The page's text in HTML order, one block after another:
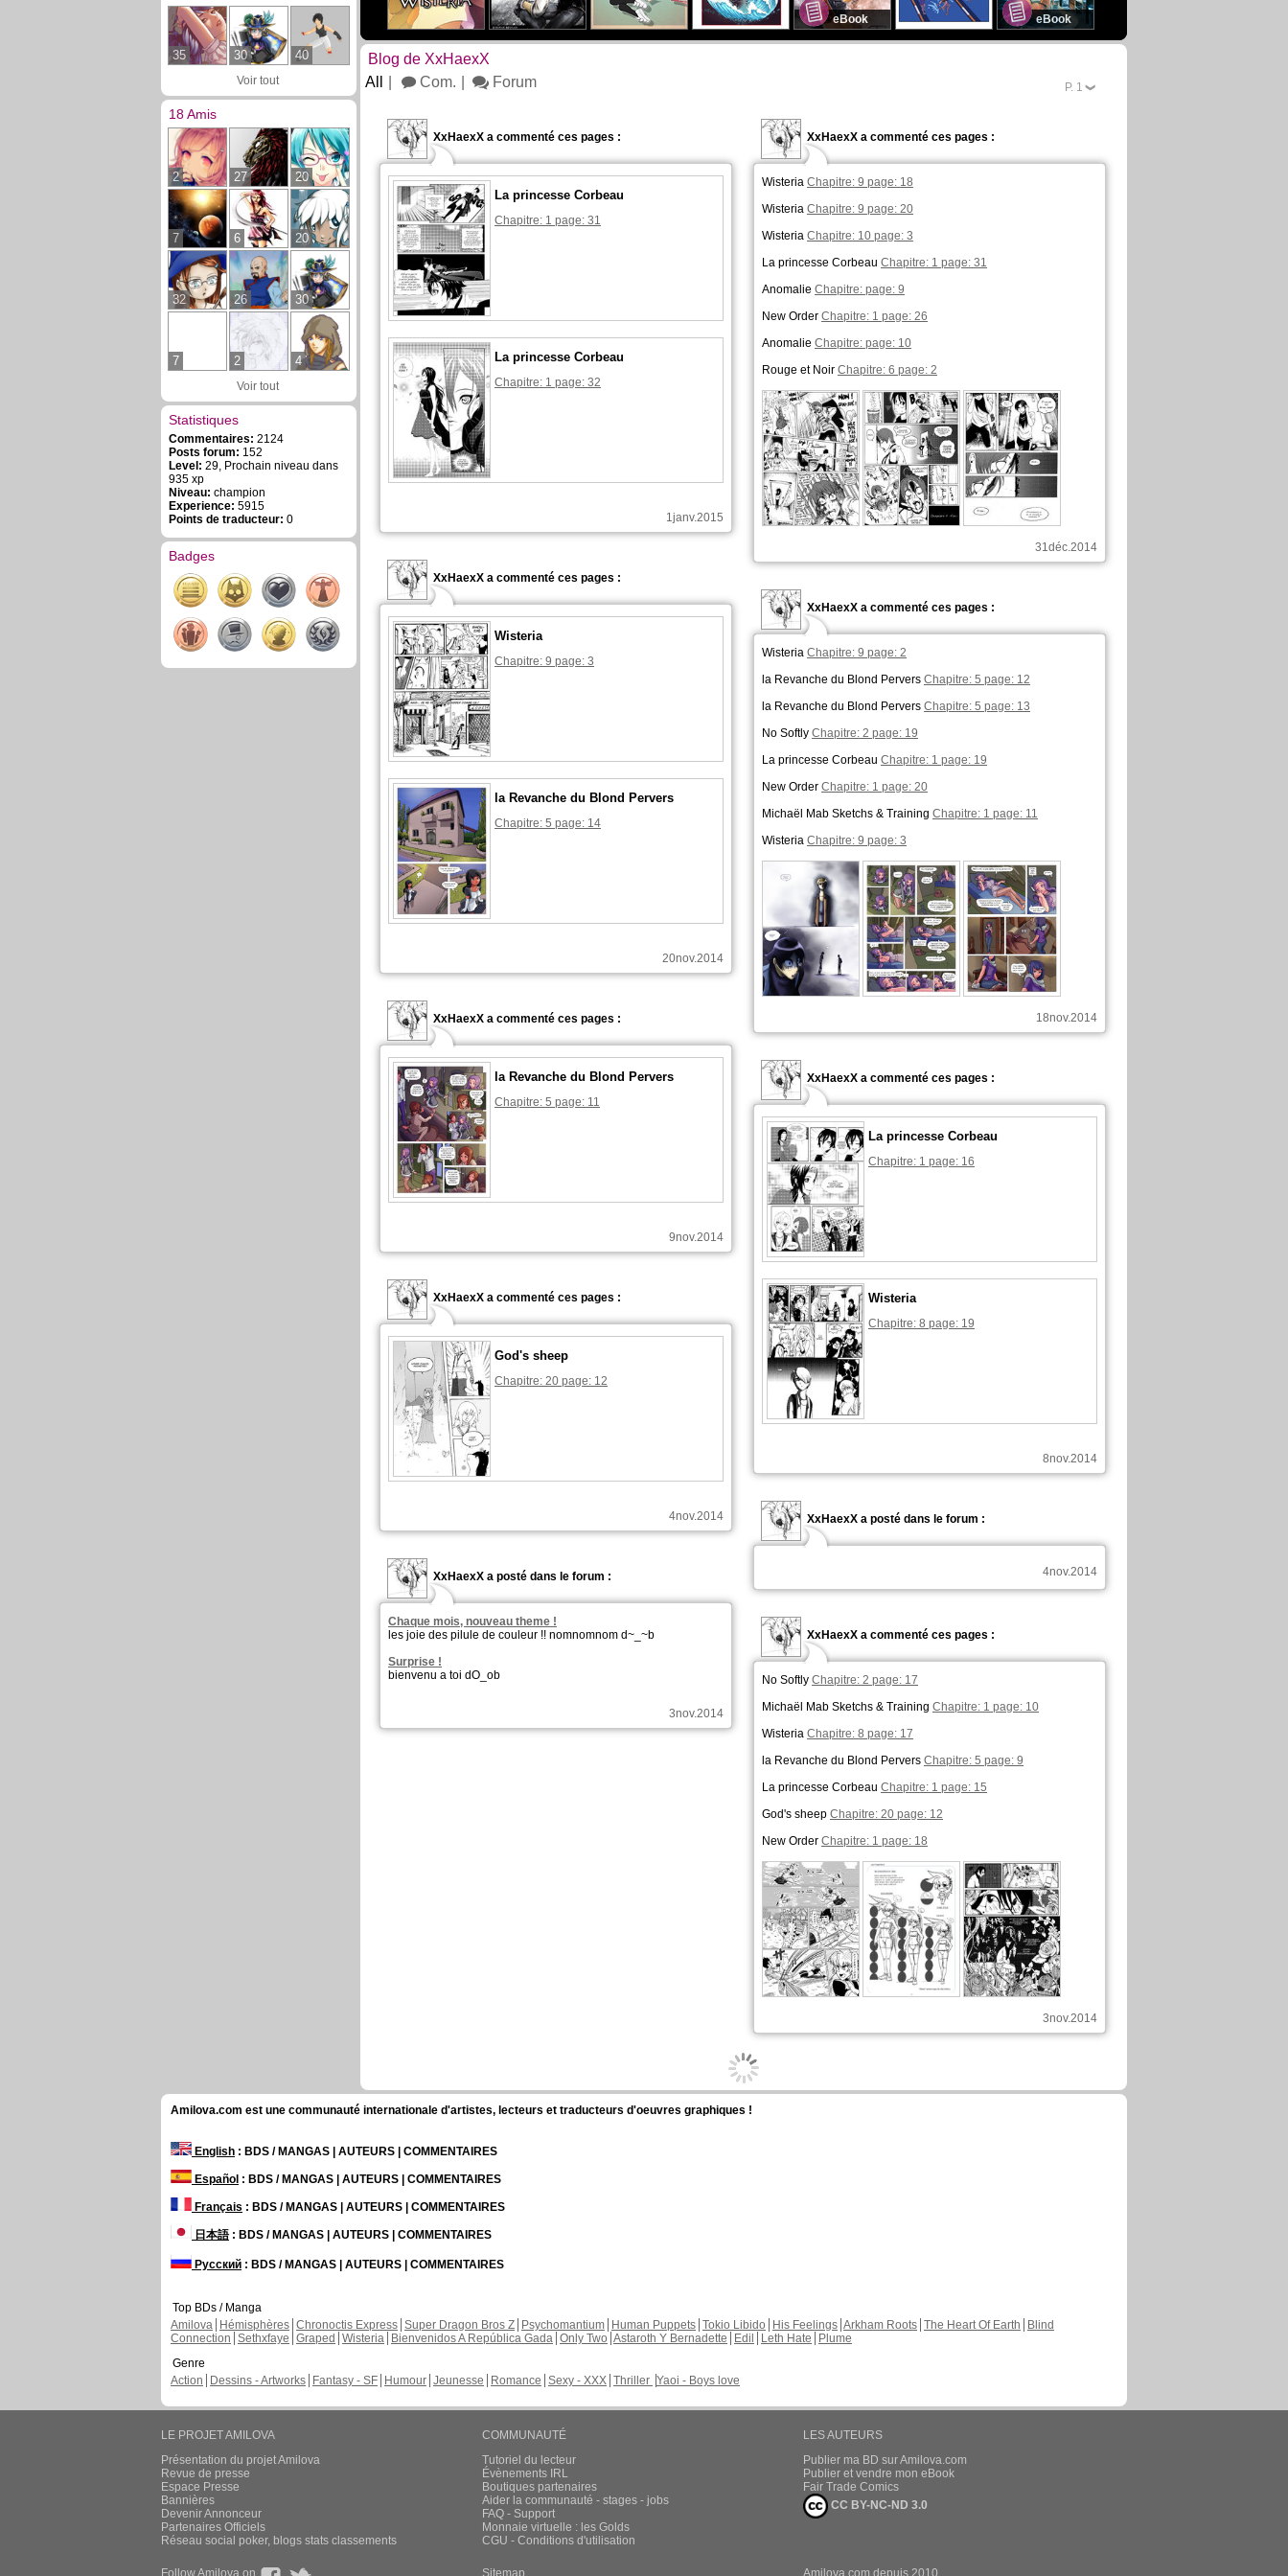
35 30 40
Voir tout
18 Amis
2 27 20
7 6 20
32 26 30
7 2 4
Voir tout
Statistiques
Commentaires: 2124
Posts forum: 152
Level: 29, Prochain niveau dans
935 xp
Niveau: champion
Experience: 5915
Points de traducteur: 0
Badges
eBook eBook
Blog de XxHaexX
P. 2
All Com. Forum
XxHaexX a commenté ces pages :
La princesse Corbeau
Chapitre: 1 page: 31
La princesse Corbeau
Chapitre: 1 page: 32
1janv.2015
XxHaexX a commenté ces pages :
Wisteria Chapitre: 9 page: 18
Wisteria Chapitre: 9 page: 20
Wisteria Chapitre: 10 page: 3
La princesse Corbeau Chapitre: 1 page: 31
Anomalie Chapitre: page: 9
New Order Chapitre: 1 page: 26
Anomalie Chapitre: page: 10
Rouge et Noir Chapitre: 6 page: 2
31déc.2014
XxHaexX a commenté ces pages :
Wisteria
Chapitre: 9 page: 3
la Revanche du Blond Pervers
Chapitre: 5 page: 14
20nov.2014
XxHaexX a commenté ces pages :
Wisteria Chapitre: 9 page: 2
la Revanche du Blond Pervers Chapitre: 5 page: 12
la Revanche du Blond Pervers Chapitre: 5 page: 13
No Softly Chapitre: 2 page: 19
La princesse Corbeau Chapitre: 1 page: 19
New Order Chapitre: 1 page: 20
Michaël Mab Sketchs & Training Chapitre: 1 page: 11
Wisteria Chapitre: 9 page: 3
18nov.2014
XxHaexX a commenté ces pages :
la Revanche du Blond Pervers
Chapitre: 5 page: 11
9nov.2014
XxHaexX a commenté ces pages :
La princesse Corbeau
Chapitre: 1 page: 16
Wisteria
Chapitre: 8 page: 19
8nov.2014
XxHaexX a commenté ces pages :
God's sheep
Chapitre: 20 page: 12
4nov.2014 XxHaexX a posté dans le forum :
4nov.2014
XxHaexX a posté dans le forum :
Chaque mois, nouveau theme !
les joie des pilule de couleur !! nomnomnom d~_~b
Surprise !
bienvenu a toi dO_ob
3nov.2014
XxHaexX a commenté ces pages :
No Softly Chapitre: 2 page: 17
Michaël Mab Sketchs & Training Chapitre: 1 page: 10
Wisteria Chapitre: 8 page: 17
la Revanche du Blond Pervers Chapitre: 5 page: 9
La princesse Corbeau Chapitre: 1 page: 15
God's sheep Chapitre: 20 page: 12
New Order Chapitre: 1 page: 18
3nov.2014
XxHaexX a commenté ces pages :
Anomalie
la Revanche du Blond Pervers
Chapitre: 5 page: 7
Chapitre: 1 page: 9